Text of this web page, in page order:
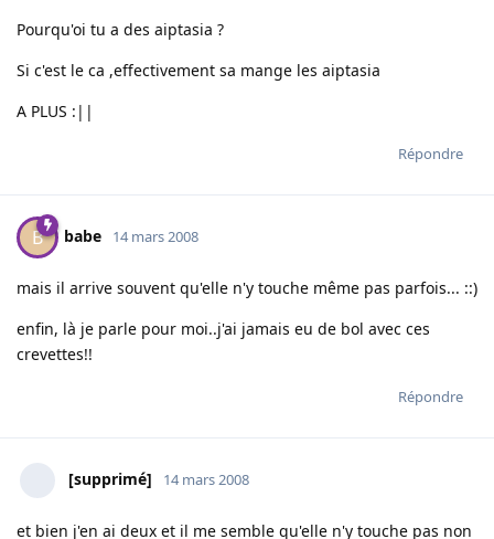
Pourqu'oi tu a des aiptasia ?
Si c'est le ca ,effectivement sa mange les aiptasia
A PLUS :||
Répondre
B babe 14 mars 2008
mais il arrive souvent qu'elle n'y touche même pas parfois... ::)
enfin, là je parle pour moi..j'ai jamais eu de bol avec ces
crevettes!!
Répondre
[supprimé] 14 mars 2008
et bien j'en ai deux et il me semble qu'elle n'y touche pas non